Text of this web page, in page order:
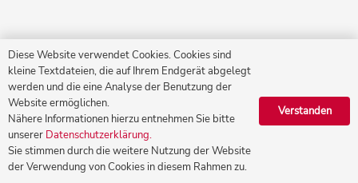
Diese Website verwendet Cookies. Cookies sind
kleine Textdateien, die auf Ihrem Endgerät abgelegt
werden und die eine Analyse der Benutzung der
Website ermöglichen.
Nähere Informationen hierzu entnehmen Sie bitte
unserer Datenschutzerklärung.
Sie stimmen durch die weitere Nutzung der Website
der Verwendung von Cookies in diesem Rahmen zu.
Verstanden